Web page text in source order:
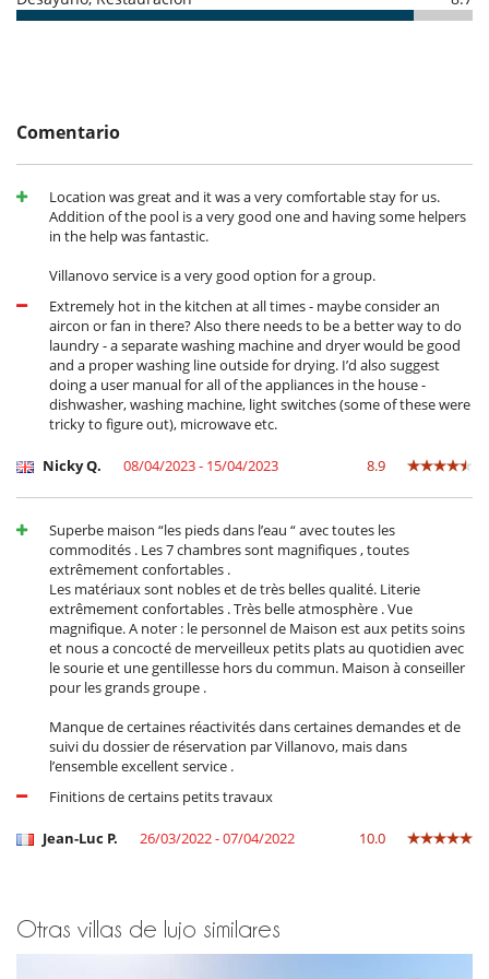
Para su comodidad y agrado
Cocine usted mismo
Personal
Cocinero / Señora de la limpieza
Personal doméstico
Comentario
Location was great and it was a very comfortable stay for us.
Addition of the pool is a very good one and having some helpers
in the help was fantastic.
Villanovo service is a very good option for a group.
Extremely hot in the kitchen at all times - maybe consider an
aircon or fan in there? Also there needs to be a better way to do
laundry - a separate washing machine and dryer would be good
and a proper washing line outside for drying. I’d also suggest
doing a user manual for all of the appliances in the house -
dishwasher, washing machine, light switches (some of these were
tricky to figure out), microwave etc.
Nicky Q. 08/04/2023 - 15/04/2023 8.9
Superbe maison “les pieds dans l’eau “ avec toutes les
commodités . Les 7 chambres sont magnifiques , toutes
extrêmement confortables .
Les matériaux sont nobles et de très belles qualité. Literie
extrêmement confortables . Très belle atmosphère . Vue
magnifique. A noter : le personnel de Maison est aux petits soins
et nous a concocté de merveilleux petits plats au quotidien avec
le sourie et une gentillesse hors du commun. Maison à conseiller
pour les grands groupe .
Manque de certaines réactivités dans certaines demandes et de
suivi du dossier de réservation par Villanovo, mais dans
l’ensemble excellent service .
Finitions de certains petits travaux
Jean-Luc P. 26/03/2022 - 07/04/2022 10.0
Otras villas de lujo similares